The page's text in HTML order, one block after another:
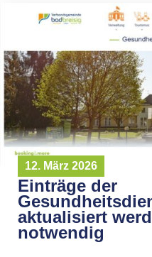
12. März 2026
Einträge der
aktualisiert
notwendig